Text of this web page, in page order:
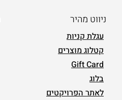
ניווט מהיר
עגלת קניות
קטלוג מוצרים
Gift Card
בלוג
לאתר הפרויקטים